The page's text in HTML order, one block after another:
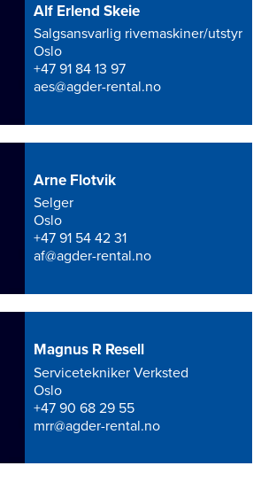
Alf Erlend Skeie
Salgsansvarlig rivemaskiner/utstyr
Oslo
+47 91 84 13 97
aes@agder-rental.no
Arne Flotvik
Selger
Oslo
+47 91 54 42 31
af@agder-rental.no
Magnus R Resell
Servicetekniker Verksted
Oslo
+47 90 68 29 55
mrr@agder-rental.no